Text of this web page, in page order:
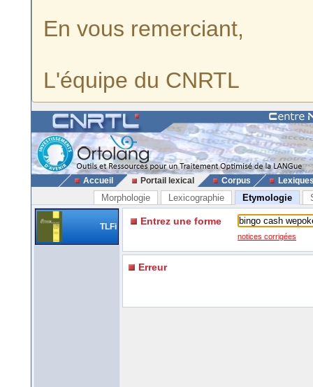
En vous remerciant,
L'équipe du CNRTL
Accueil Portail lexical Corpus
Morphologie Lexicographie Etymologie
TLFi Entrez une forme
notices corrigées
Erreur